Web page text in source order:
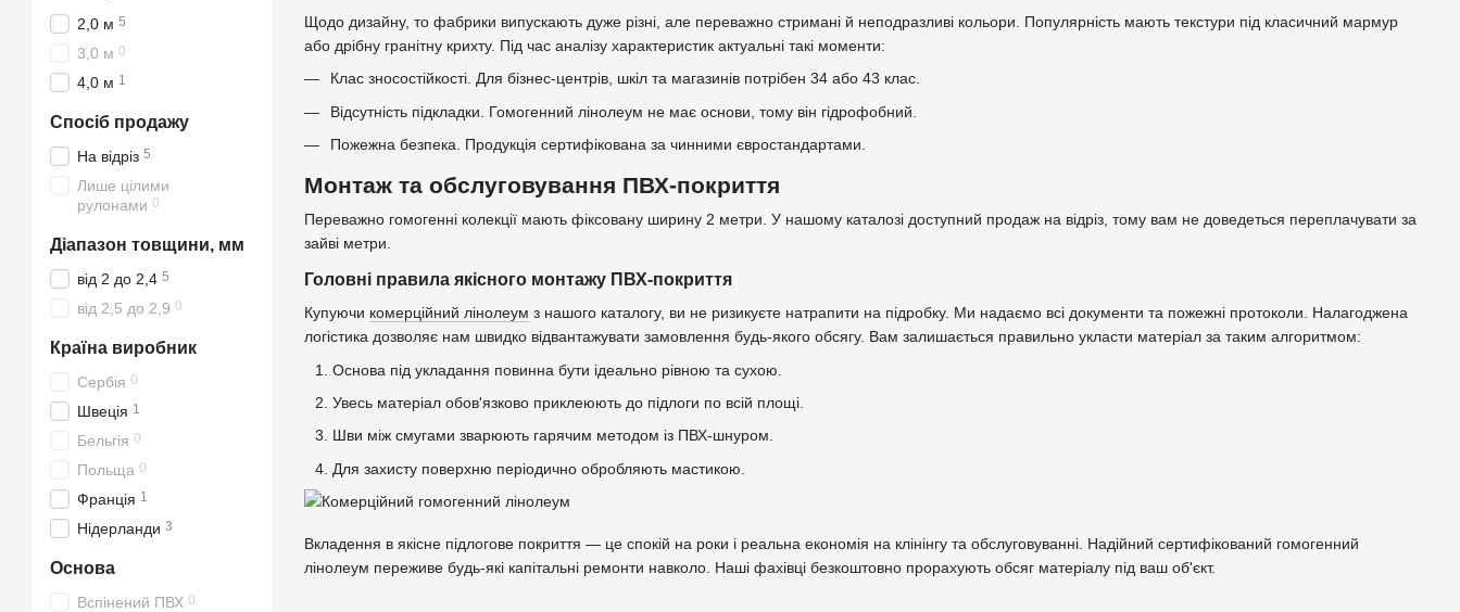
Щодо дизайну, то фабрики випускають дуже різні, але переважно стримані й неподразливі кольори. Популярність мають текстури під класичний мармур
або дрібну гранітну крихту. Під час аналізу характеристик актуальні такі моменти:
Клас зносостійкості. Для бізнес-центрів, шкіл та магазинів потрібен 34 або 43 клас.
Відсутність підкладки. Гомогенний лінолеум не має основи, тому він гідрофобний.
Пожежна безпека. Продукція сертифікована за чинними євростандартами.
Монтаж та обслуговування ПВХ-покриття
Переважно гомогенні колекції мають фіксовану ширину 2 метри. У нашому каталозі доступний продаж на відріз, тому вам не доведеться переплачувати за
зайві метри.
Головні правила якісного монтажу ПВХ-покриття
Купуючи комерційний лінолеум з нашого каталогу, ви не ризикуєте натрапити на підробку. Ми надаємо всі документи та пожежні протоколи. Налагоджена
логістика дозволяє нам швидко відвантажувати замовлення будь-якого обсягу. Вам залишається правильно укласти матеріал за таким алгоритмом:
Основа під укладання повинна бути ідеально рівною та сухою.
Увесь матеріал обов'язково приклеюють до підлоги по всій площі.
Шви між смугами зварюють гарячим методом із ПВХ-шнуром.
Для захисту поверхню періодично обробляють мастикою.
Вкладення в якісне підлогове покриття — це спокій на роки і реальна економія на клінінгу та обслуговуванні. Надійний сертифікований гомогенний
лінолеум переживе будь-які капітальні ремонти навколо. Наші фахівці безкоштовно прорахують обсяг матеріалу під ваш об'єкт.
2,0 м 5
3,0 м 0
4,0 м 1
Спосіб продажу
На відріз 5
Лише цілими
рулонами 0
Діапазон товщини, мм
від 2 до 2,4 5
від 2,5 до 2,9 0
Країна виробник
Сербія 0
Швеція 1
Бельгія 0
Польща 0
Франція 1
Нідерланди 3
Основа
Вспінений ПВХ 0